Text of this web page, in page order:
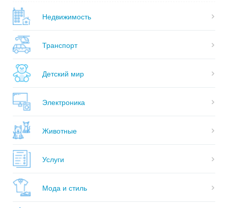
Недвижимость
Транспорт
Детский мир
Электроника
Животные
Услуги
Мода и стиль